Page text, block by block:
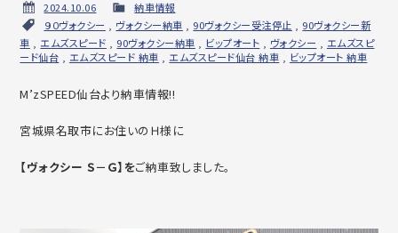
2024.10.06
納車情報
９０ヴォクシー
ヴォクシー納車 90ヴォクシー受注停止
90ヴォクシー新
車
エムズスピード 90ヴォクシー納車 ビップオート ヴォクシー
エムズスピ
ード仙台
エムズスピード 納車 エムズスピード仙台 納車 ビップオート 納車
M’zSPEED仙台より納車情報!!
宮城県名取市にお住いのＨ様に
【ヴォクシー Ｓ－Ｇ】をご納車致しました。